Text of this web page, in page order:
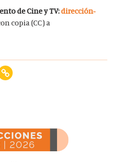
de Cine y TV:dirección-
copia (CC) a